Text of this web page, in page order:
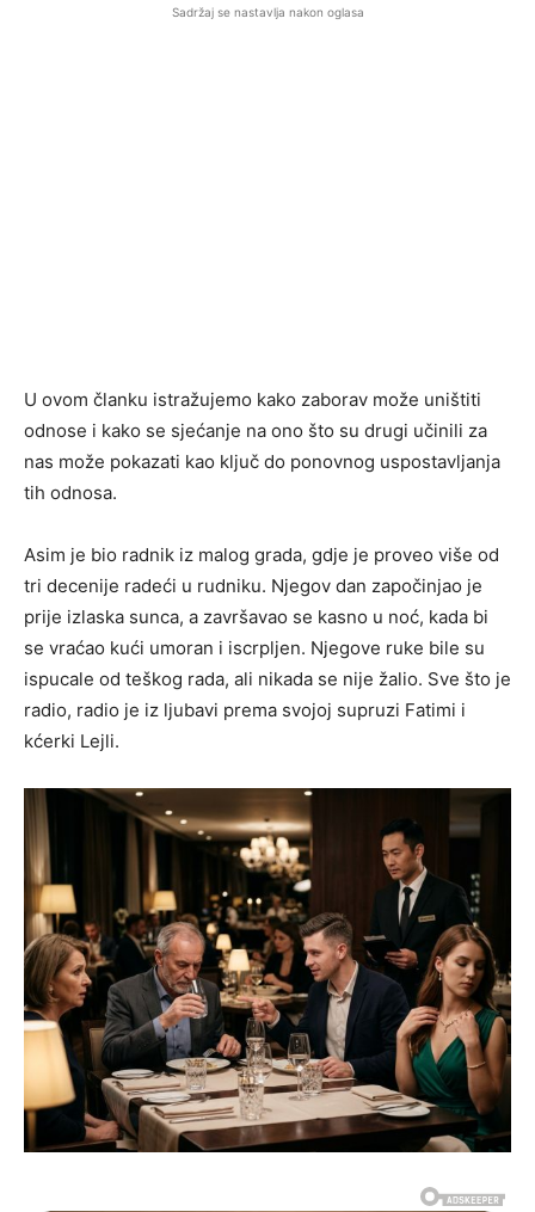
Sadržaj se nastavlja nakon oglasa
U ovom članku istražujemo kako zaborav može uništiti
odnose i kako se sjećanje na ono što su drugi učinili za
nas može pokazati kao ključ do ponovnog uspostavljanja
tih odnosa.
Asim je bio radnik iz malog grada, gdje je proveo više od
tri decenije radeći u rudniku. Njegov dan započinjao je
prije izlaska sunca, a završavao se kasno u noć, kada bi
se vraćao kući umoran i iscrpljen. Njegove ruke bile su
ispucale od teškog rada, ali nikada se nije žalio. Sve što je
radio, radio je iz ljubavi prema svojoj supruzi Fatimi i
kćerki Lejli.